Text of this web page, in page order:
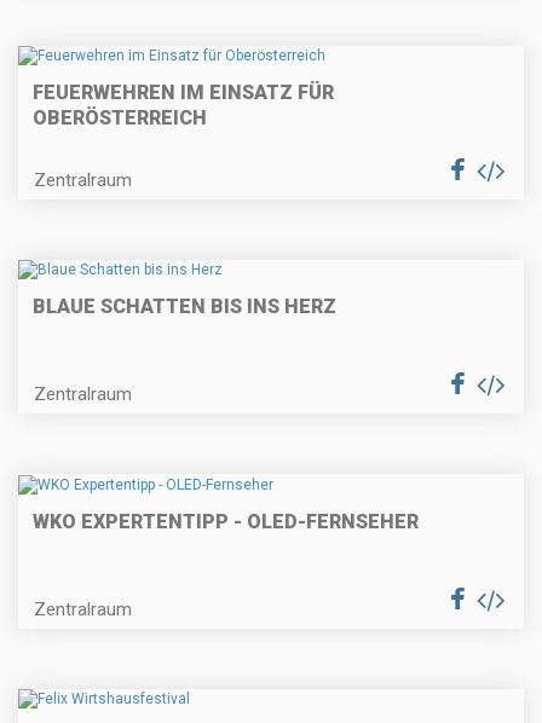
FEUERWEHREN IM EINSATZ FÜR
OBERÖSTERREICH
Zentralraum
BLAUE SCHATTEN BIS INS HERZ
Zentralraum
WKO EXPERTENTIPP - OLED-FERNSEHER
Zentralraum